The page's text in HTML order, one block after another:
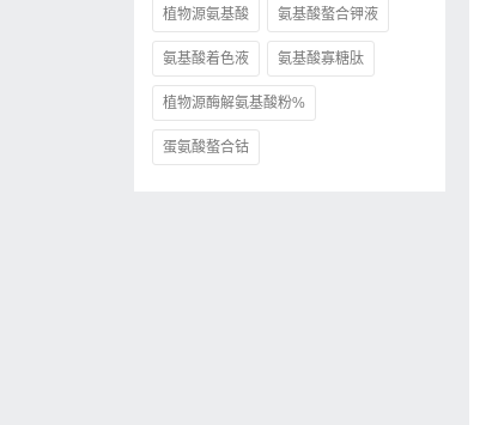
植物源氨基酸 氨基酸螯合钾液
氨基酸着色液 氨基酸寡糖肽
植物源酶解氨基酸粉%
蛋氨酸螯合钴